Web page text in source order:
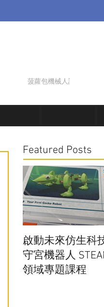
菠蘿包機械人課程
Featured Posts
啟動未來仿生科
守宮機器人
領域專題課程